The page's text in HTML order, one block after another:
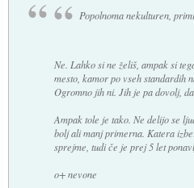
Popolnoma nekulturen,
Ne. Lahko si ne želiš, ampak si
mesto, kamor po vseh standardih
Ogromno jih ni. Jih je pa dovolj,
Ampak tole je tako. Ne delijo se
bolj ali manj primerna. Katera
sprejme, tudi če je prej 5 let
o+ nevone